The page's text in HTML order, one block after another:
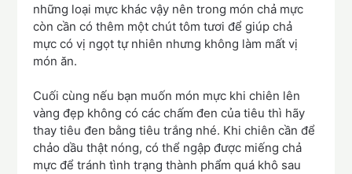
những loại mực khác vậy nên trong món chả mực
còn cần có thêm một chút tôm tươi để giúp chả
mực có vị ngọt tự nhiên nhưng không làm mất vị
món ăn.
Cuối cùng nếu bạn muốn món mực khi chiên lên
vàng đẹp không có các chấm đen của tiêu thì hãy
thay tiêu đen bằng tiêu trắng nhé. Khi chiên cần để
chảo dầu thật nóng, có thể ngập được miếng chả
mực để tránh tình trạng thành phẩm quá khô sau